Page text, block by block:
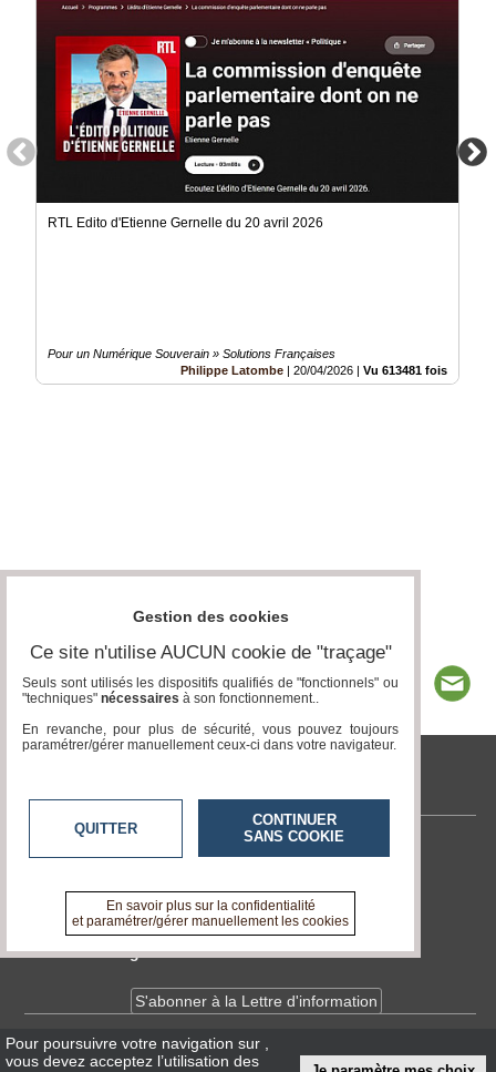
RTL Edito d'Etienne Gernelle du 20 avril 2026
Pour un Numérique Souverain » Solutions Françaises
Philippe Latombe | 20/04/2026 | Vu 613481 fois
tvlocale.fr
Contactez-nous
A propos de tvlocale.fr
Devenir délégué
S'abonner à la Lettre d'information
InfosCNIL/RGPD
Pour poursuivre votre navigation sur
vous devez acceptez l’utilisation des
Gestion des cookies
Ce site n'utilise AUCUN cookie de "traçage"
Seuls sont utilisés les dispositifs qualifiés de "fonctionnels" ou
"techniques" nécessaires à son fonctionnement..
En revanche, pour plus de sécurité, vous pouvez toujours
paramétrer/gérer manuellement ceux-ci dans votre navigateur.
QUITTER
CONTINUER
SANS COOKIE
En savoir plus sur la confidentialité
et paramétrer/gérer manuellement les cookies